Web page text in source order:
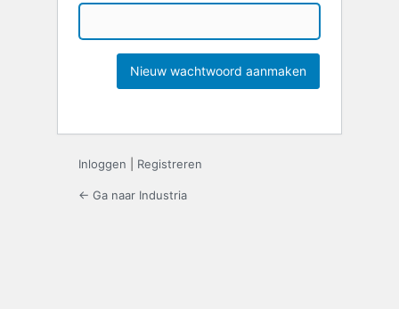
Inloggen Registreren
← Ga naar Industria